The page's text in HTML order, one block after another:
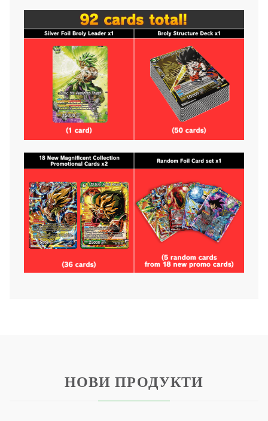
НОВИ ПРОДУКТИ